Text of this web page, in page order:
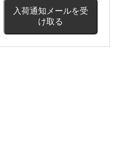
入荷通知メールを受
け取る